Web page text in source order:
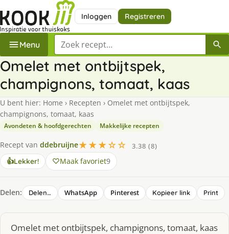
Inloggen Registreren
Menu Zoek een recept
Omelet met ontbijtspek,
champignons, tomaat, kaas
U bent hier: Home › Recepten › Omelet met ontbijtspek,
champignons, tomaat, kaas
Avondeten & hoofdgerechten Makkelijke recepten
Recept van ddebruijne★★★☆☆
3.38 (8)
👍Lekker! Maak favoriet9
Delen: Delen… WhatsApp Pinterest Kopieer link Print
Omelet met ontbijtspek, champignons, tomaat, kaas